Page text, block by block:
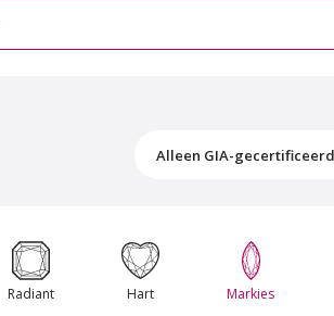
Van Amstel Beatrixpark
Alleen GIA-
Radiant Hart Markies